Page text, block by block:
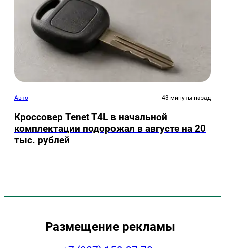
Авто 43 минуты назад
Кроссовер Tenet T4L в начальной
комплектации подорожал в августе на 20
тыс. рублей
Размещение рекламы